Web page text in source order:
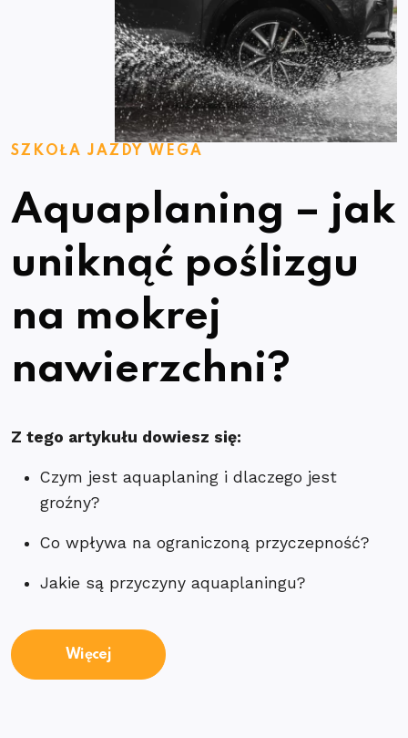
SZKOŁA JAZDY WEGA
Aquaplaning – jak
uniknąć poślizgu
na mokrej
nawierzchni?
Z tego artykułu dowiesz się:
Czym jest aquaplaning i dlaczego jest
groźny?
Co wpływa na ograniczoną przyczepność?
Jakie są przyczyny aquaplaningu?
Więcej